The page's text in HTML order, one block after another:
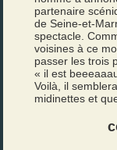
partenaire
de Seine-et-
spectacle.
voisines à ce
passer les trois
« il est
Voilà, il
midinettes et